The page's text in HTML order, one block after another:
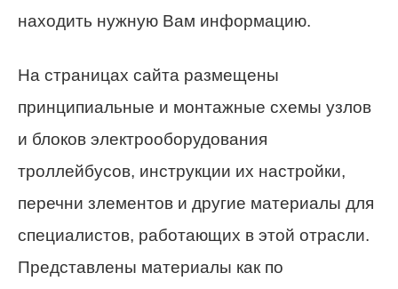
находить нужную Вам информацию.
На страницах сайта размещены
принципиальные и монтажные схемы узлов
и блоков электрооборудования
троллейбусов, инструкции их настройки,
перечни злементов и другие материалы для
специалистов, работающих в этой отрасли.
Представлены материалы как по